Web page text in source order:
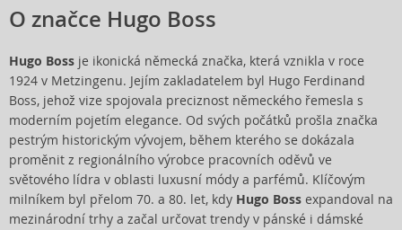
O značce Hugo Boss
Hugo Boss je ikonická německá značka, která vznikla v roce
1924 v Metzingenu. Jejím zakladatelem byl Hugo Ferdinand
Boss, jehož vize spojovala preciznost německého řemesla s
moderním pojetím elegance. Od svých počátků prošla značka
pestrým historickým vývojem, během kterého se dokázala
proměnit z regionálního výrobce pracovních oděvů ve
světového lídra v oblasti luxusní módy a parfémů. Klíčovým
milníkem byl přelom 70. a 80. let, kdy Hugo Boss expandoval na
mezinárodní trhy a začal určovat trendy v pánské i dámské